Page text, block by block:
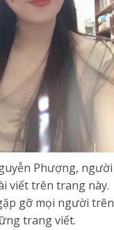
Phượng, người
viết trên trang này.
gỡ mọi người trên
trang viết.